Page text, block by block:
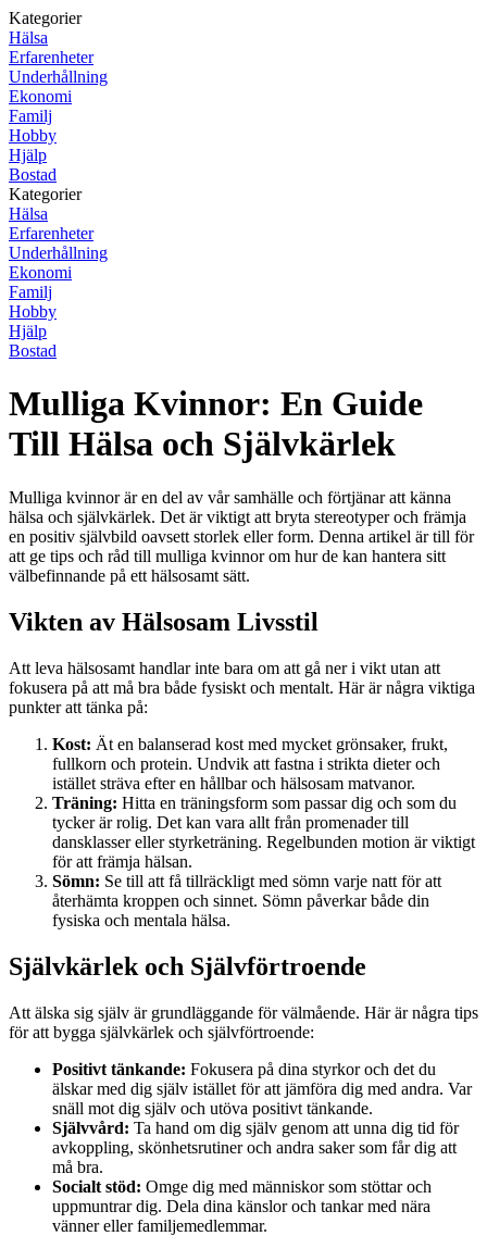
Kategorier
Hälsa
Erfarenheter
Underhållning
Ekonomi
Familj
Hobby
Hjälp
Bostad
Kategorier
Hälsa
Erfarenheter
Underhållning
Ekonomi
Familj
Hobby
Hjälp
Bostad
Mulliga Kvinnor: En Guide
Till Hälsa och Självkärlek
Mulliga kvinnor är en del av vår samhälle och förtjänar att känna
hälsa och självkärlek. Det är viktigt att bryta stereotyper och främja
en positiv självbild oavsett storlek eller form. Denna artikel är till för
att ge tips och råd till mulliga kvinnor om hur de kan hantera sitt
välbefinnande på ett hälsosamt sätt.
Vikten av Hälsosam Livsstil
Att leva hälsosamt handlar inte bara om att gå ner i vikt utan att
fokusera på att må bra både fysiskt och mentalt. Här är några viktiga
punkter att tänka på:
Kost: Ät en balanserad kost med mycket grönsaker, frukt,
fullkorn och protein. Undvik att fastna i strikta dieter och
istället sträva efter en hållbar och hälsosam matvanor.
Träning: Hitta en träningsform som passar dig och som du
tycker är rolig. Det kan vara allt från promenader till
dansklasser eller styrketräning. Regelbunden motion är viktigt
för att främja hälsan.
Sömn: Se till att få tillräckligt med sömn varje natt för att
återhämta kroppen och sinnet. Sömn påverkar både din
fysiska och mentala hälsa.
Självkärlek och Självförtroende
Att älska sig själv är grundläggande för välmående. Här är några tips
för att bygga självkärlek och självförtroende:
Positivt tänkande: Fokusera på dina styrkor och det du
älskar med dig själv istället för att jämföra dig med andra. Var
snäll mot dig själv och utöva positivt tänkande.
Självvård: Ta hand om dig själv genom att unna dig tid för
avkoppling, skönhetsrutiner och andra saker som får dig att
må bra.
Socialt stöd: Omge dig med människor som stöttar och
uppmuntrar dig. Dela dina känslor och tankar med nära
vänner eller familjemedlemmar.